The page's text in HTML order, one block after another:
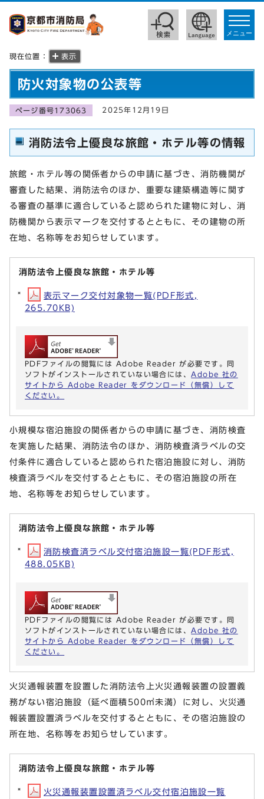
toggle
メニュー
現在位置： 表示
防火対象物の公表等
ページ番号173063 2025年12月19日
消防法令上優良な旅館・ホテル等の情報
旅館・ホテル等の関係者からの申請に基づき、消防機関が
審査した結果、消防法令のほか、重要な建築構造等に関す
る審査の基準に適合していると認められた建物に対し、消
防機関から表示マークを交付するとともに、その建物の所
在地、名称等をお知らせしています。
消防法令上優良な旅館・ホテル等
表示マーク交付対象物一覧(PDF形式,
265.70KB)
PDFファイルの閲覧には Adobe Reader が必要です。同
ソフトがインストールされていない場合には、 Adobe 社の
サイトから Adobe Reader をダウンロード（無償）して
ください。
小規模な宿泊施設の関係者からの申請に基づき、消防検査
を実施した結果、消防法令のほか、消防検査済ラベルの交
付条件に適合していると認められた宿泊施設に対し、消防
検査済ラベルを交付するとともに、その宿泊施設の所在
地、名称等をお知らせしています。
消防法令上優良な旅館・ホテル等
消防検査済ラベル交付宿泊施設一覧(PDF形式,
488.05KB)
PDFファイルの閲覧には Adobe Reader が必要です。同
ソフトがインストールされていない場合には、 Adobe 社の
サイトから Adobe Reader をダウンロード（無償）して
ください。
火災通報装置を設置した消防法令上火災通報装置の設置義
務がない宿泊施設（延べ面積500㎡未満）に対し、火災通
報装置設置済ラベルを交付するとともに、その宿泊施設の
所在地、名称等をお知らせしています。
消防法令上優良な旅館・ホテル等
火災通報装置設置済ラベル交付宿泊施設一覧